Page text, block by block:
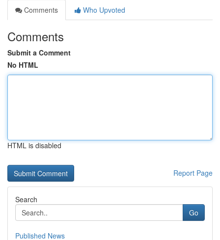
Comments
Who Upvoted
Comments
Submit a Comment
No HTML
HTML is disabled
Report Page
Search
Go
Published News